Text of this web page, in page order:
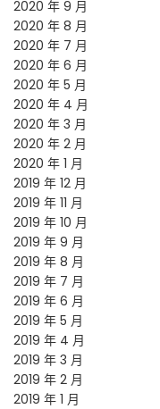
2020 年 9 月
2020 年 8 月
2020 年 7 月
2020 年 6 月
2020 年 5 月
2020 年 4 月
2020 年 3 月
2020 年 2 月
2020 年 1 月
2019 年 12 月
2019 年 11 月
2019 年 10 月
2019 年 9 月
2019 年 8 月
2019 年 7 月
2019 年 6 月
2019 年 5 月
2019 年 4 月
2019 年 3 月
2019 年 2 月
2019 年 1 月